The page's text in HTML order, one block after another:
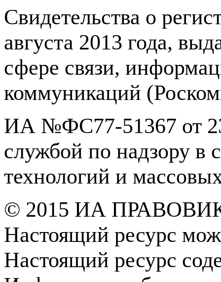
Свидетельства о
августа 2013 года,
сфере связи,
коммуникаций
ИА №ФС77-51367 от 23
службой по надзору в
технологий и
© 2015 ИА
Настоящий ресурс
Настоящий ресурс